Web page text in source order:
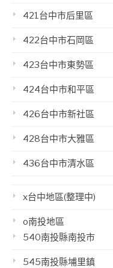
421台中市后里區
422台中市石岡區
423台中市東勢區
424台中市和平區
426台中市新社區
428台中市大雅區
436台中市清水區
x台中地區(整理中)
o南投地區
540南投縣南投市
545南投縣埔里鎮